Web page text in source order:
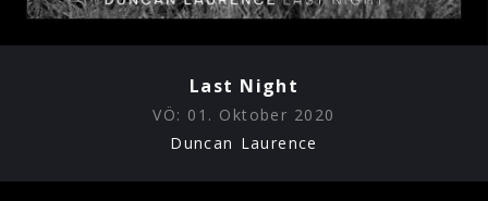
Last Night
VÖ: 01. Oktober 2020
Duncan Laurence